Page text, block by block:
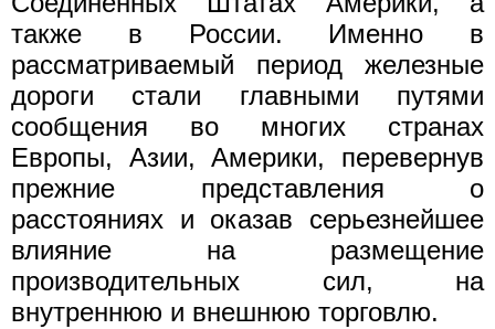
также в России. Именно в
рассматриваемый период железные
дороги стали главными путями
сообщения во многих странах
Европы, Азии, Америки, перевернув
прежние представления о
расстояниях и оказав серьезнейшее
влияние на размещение
производительных сил, на
внутреннюю и внешнюю торговлю.